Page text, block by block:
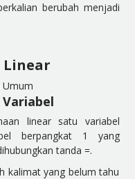
berubah menjadi
Linear
linear satu variabel
berpangkat 1 yang
tanda =.
kalimat yang belum tahu